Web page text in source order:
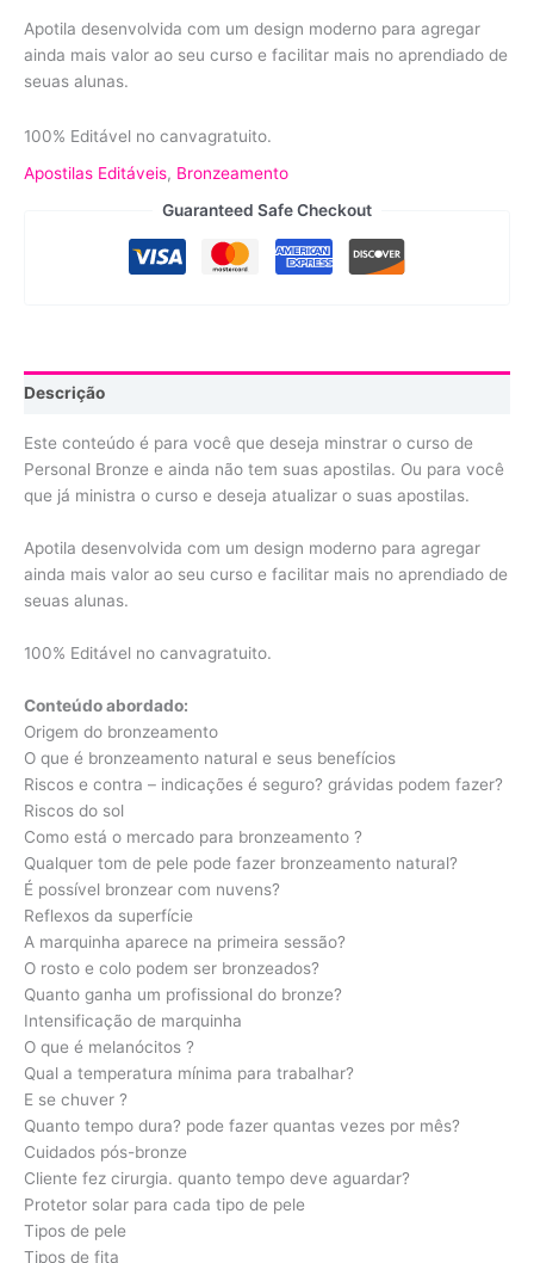
Apotila desenvolvida com um design moderno para agregar
ainda mais valor ao seu curso e facilitar mais no aprendiado de
seuas alunas.
100% Editável no canvagratuito.
Apostilas Editáveis, Bronzeamento
Guaranteed Safe Checkout
Descrição
Este conteúdo é para você que deseja minstrar o curso de
Personal Bronze e ainda não tem suas apostilas. Ou para você
que já ministra o curso e deseja atualizar o suas apostilas.
Apotila desenvolvida com um design moderno para agregar
ainda mais valor ao seu curso e facilitar mais no aprendiado de
seuas alunas.
100% Editável no canvagratuito.
Conteúdo abordado:
Origem do bronzeamento
O que é bronzeamento natural e seus benefícios
Riscos e contra – indicações é seguro? grávidas podem fazer?
Riscos do sol
Como está o mercado para bronzeamento ?
Qualquer tom de pele pode fazer bronzeamento natural?
É possível bronzear com nuvens?
Reflexos da superfície
A marquinha aparece na primeira sessão?
O rosto e colo podem ser bronzeados?
Quanto ganha um profissional do bronze?
Intensificação de marquinha
O que é melanócitos ?
Qual a temperatura mínima para trabalhar?
E se chuver ?
Quanto tempo dura? pode fazer quantas vezes por mês?
Cuidados pós-bronze
Cliente fez cirurgia. quanto tempo deve aguardar?
Protetor solar para cada tipo de pele
Tipos de pele
Tipos de fita